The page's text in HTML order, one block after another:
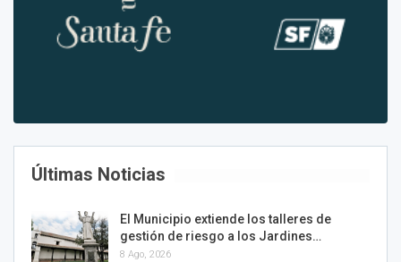
Últimas Noticias
El Municipio extiende los talleres de
gestión de riesgo a los Jardines…
8 Ago, 2026